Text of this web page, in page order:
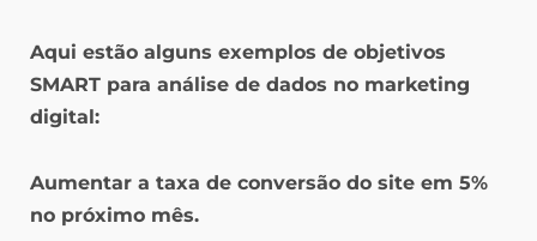
Aqui estão alguns exemplos de objetivos
SMART para análise de dados no marketing
digital:
Aumentar a taxa de conversão do site em 5%
no próximo mês.